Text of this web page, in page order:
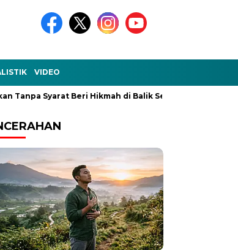
VIDEO
Syarat Beri Hikmah di Balik Setiap Kejadian